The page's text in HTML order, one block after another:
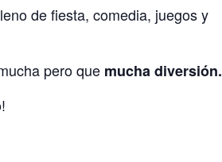
de fiesta, comedia, juegos y
pero que mucha diversión.